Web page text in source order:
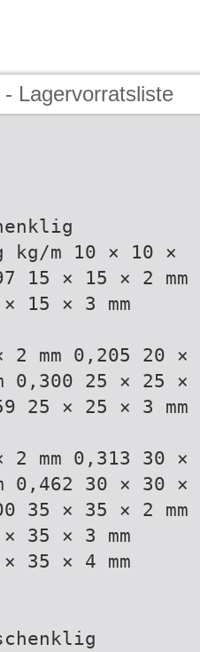
- Lagervorratsliste
kg/m 10 × 10 ×
15 × 15 × 2 mm
15 × 3 mm
2 mm 0,205 20 ×
0,300 25 × 25 ×
25 × 25 × 3 mm
2 mm 0,313 30 ×
0,462 30 × 30 ×
35 × 35 × 2 mm
35 × 3 mm
35 × 4 mm